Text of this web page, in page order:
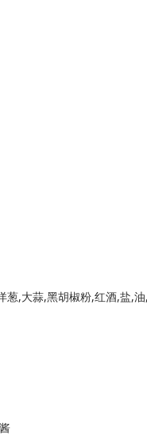
葱,大蒜,黑胡椒粉,红酒,盐,